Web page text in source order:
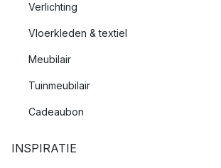
Verlichting
Vloerkleden & textiel
Meubilair
Tuinmeubilair
Cadeaubon
INSPIRATIE